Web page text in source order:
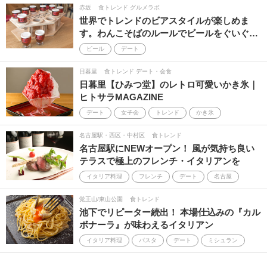
赤坂 食トレンド グルメラボ
世界でトレンドのビアスタイルが楽しめま
す。わんこそばのルールでビールをぐいぐ…
ビール デート
日暮里 食トレンド デート・会食
日暮里【ひみつ堂】のレトロ可愛いかき氷｜
ヒトサラMAGAZINE
デート 女子会 トレンド かき氷
名古屋駅・西区・中村区 食トレンド
名古屋駅にNEWオープン！ 風が気持ち良い
テラスで極上のフレンチ・イタリアンを
イタリア料理 フレンチ デート 名古屋
覚王山/東山公園 食トレンド
池下でリピーター続出！ 本場仕込みの『カル
ボナーラ』が味わえるイタリアン
イタリア料理 パスタ デート ミシュラン